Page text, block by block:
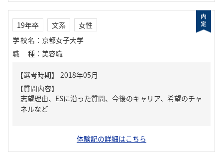
19年卒 文系
女性
学校名 ： 京都女子大学
職種 ： 美容職
【質問内容】
志望理由、ESに沿った質問、今後のキャリア、希望のチャ
ネルなど
体験記の詳細はこちら